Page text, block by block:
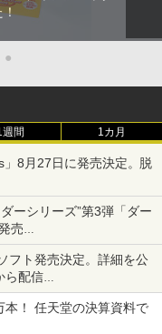
！
●
週間 1カ月
」8月27日に発売決定。脱
が実施
ーシリーズ”第3弾「ダー
売
た超大型チーズバーガー
フト発売決定。詳細を公
ら配信
本！ 任天堂の決算資料で